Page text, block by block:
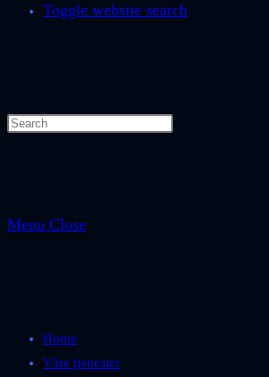
Toggle website search
Menu Close
Home
Våre tjenester